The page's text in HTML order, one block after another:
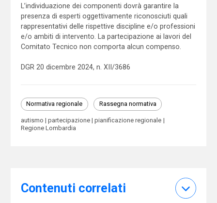
L’individuazione dei componenti dovrà ga­rantire la
presenza di esperti oggettivamente riconosciuti quali
rappresentativi delle rispettive discipline e/o professioni
e/o am­biti di intervento. La partecipazione ai lavori del
Comitato Tecnico non comporta alcun compenso.
DGR 20 dicembre 2024, n. XII/3686
Normativa regionale Rassegna normativa
autismo partecipazione
pianificazione regionale
Regione Lombardia
Contenuti correlati